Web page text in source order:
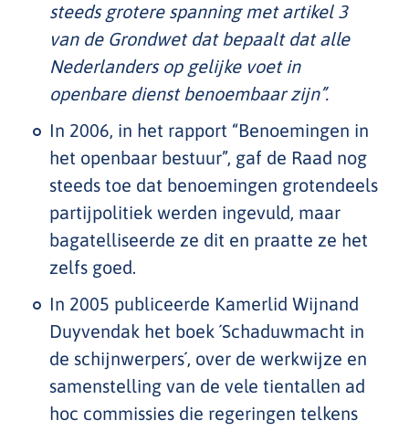
steeds grotere spanning met artikel 3
van de Grondwet dat bepaalt dat alle
Nederlanders op gelijke voet in
openbare dienst benoembaar zijn”.
In 2006, in het rapport “Benoemingen in
het openbaar bestuur”, gaf de Raad nog
steeds toe dat benoemingen grotendeels
partijpolitiek werden ingevuld, maar
bagatelliseerde ze dit en praatte ze het
zelfs goed.
In 2005 publiceerde Kamerlid Wijnand
Duyvendak het boek ´Schaduwmacht in
de schijnwerpers´, over de werkwijze en
samenstelling van de vele tientallen ad
hoc commissies die regeringen telkens